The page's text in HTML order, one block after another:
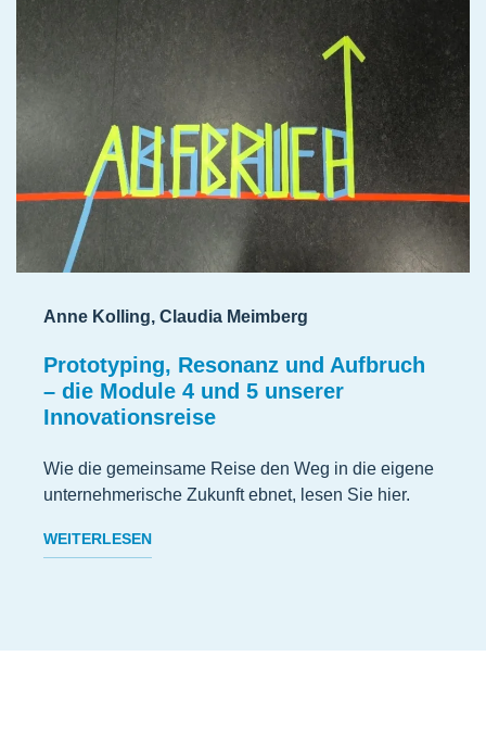
Anne Kolling, Claudia Meimberg
Prototyping, Resonanz und Aufbruch
– die Module 4 und 5 unserer
Innovationsreise
Wie die gemeinsame Reise den Weg in die eigene
unternehmerische Zukunft ebnet, lesen Sie hier.
WEITERLESEN